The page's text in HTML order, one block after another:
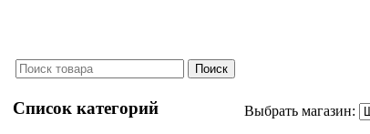
Список категорий Выбрать магазин: